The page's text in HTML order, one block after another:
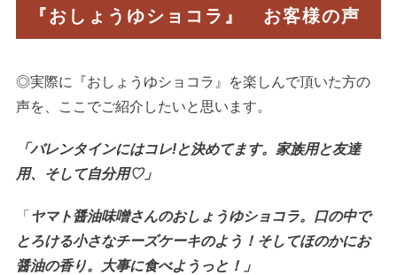
『おしょうゆショコラ』 お客様の声
◎実際に『おしょうゆショコラ』を楽しんで頂いた方の
声を、ここでご紹介したいと思います。
「バレンタインにはコレ!と決めてます。家族用と友達
用、そして自分用♡」
「 ヤマト醤油味噌さんのおしょうゆショコラ。口の中で
とろける小さなチーズケーキのよう！そしてほのかにお
醤油の香り。大事に食べようっと！」